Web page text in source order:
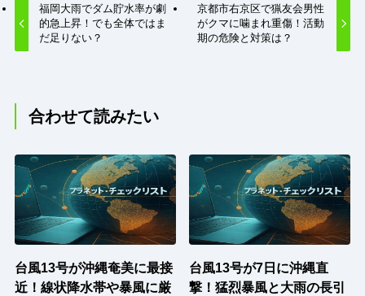
福岡大雨でダム貯水率が劇
的急上昇！でも全体ではま
だ足りない？
京都市右京区で猟友会男性
がクマに噛まれ重傷！活動
期の危険と対策は？
合わせて読みたい
台風13号が沖縄奄美に最接
近！線状降水帯や暴風に厳
台風13号が7日に沖縄直
撃！猛烈暴風と大雨の長引